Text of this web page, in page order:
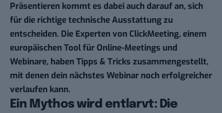
Präsentieren kommt es dabei auch darauf an, sich
für die richtige technische Ausstattung zu
entscheiden. Die Experten von ClickMeeting, einem
europäischen Tool für Online-Meetings und
Webinare, haben Tipps & Tricks zusammengestellt,
mit denen dein nächstes Webinar noch erfolgreicher
verlaufen kann.
Ein Mythos wird entlarvt: Die